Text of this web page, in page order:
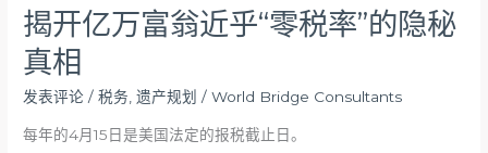
揭开亿万富翁近乎“零税率”的隐秘
真相
发表评论 /税务,遗产规划 /World Bridge Consultants
每年的4月15日是美国法定的报税截止日。
秘
真
相